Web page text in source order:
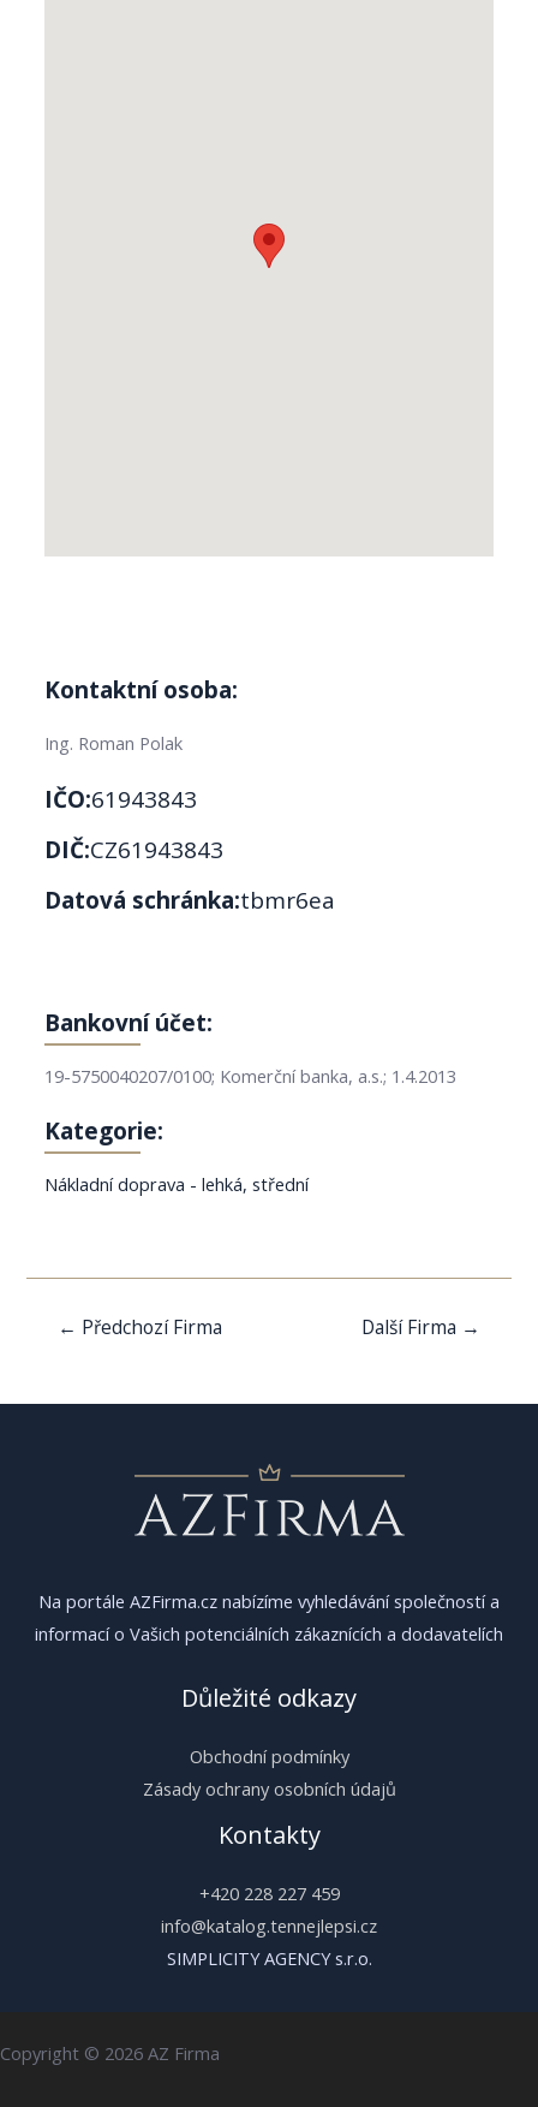
Kontaktní osoba:
Ing. Roman Polak
IČO:61943843
DIČ:CZ61943843
Datová schránka:tbmr6ea
Bankovní účet:
19-5750040207/0100; Komerční banka, a.s.; 1.4.2013
Kategorie:
Nákladní doprava - lehká, střední
Navigace
← Předchozí Firma Další Firma →
Na portále AZFirma.cz nabízíme vyhledávání společností a
informací o Vašich potenciálních zákaznících a dodavatelích
Důležité odkazy
Obchodní podmínky
Zásady ochrany osobních údajů
Kontakty
+420 228 227 459
info@katalog.tennejlepsi.cz
SIMPLICITY AGENCY s.r.o.
Copyright © 2026 AZ Firma